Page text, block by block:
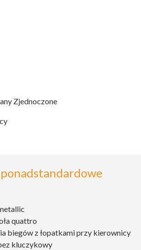
Zjednoczone
ponadstandardowe
quattro
biegów z łopatkami przy kierownicy
kluczykowy